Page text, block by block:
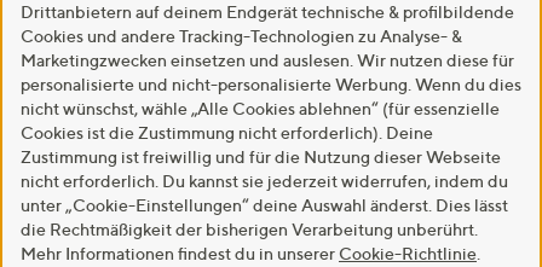
Drittanbietern auf deinem Endgerät technische & profilbildende
Cookies und andere Tracking-Technologien zu Analyse- &
Marketingzwecken einsetzen und auslesen. Wir nutzen diese für
personalisierte und nicht-personalisierte Werbung. Wenn du dies
nicht wünschst, wähle „Alle Cookies ablehnen“ (für essenzielle
Cookies ist die Zustimmung nicht erforderlich). Deine
Zustimmung ist freiwillig und für die Nutzung dieser Webseite
nicht erforderlich. Du kannst sie jederzeit widerrufen, indem du
unter „Cookie-Einstellungen“ deine Auswahl änderst. Dies lässt
die Rechtmäßigkeit der bisherigen Verarbeitung unberührt.
Mehr Informationen findest du in unserer Cookie-Richtlinie